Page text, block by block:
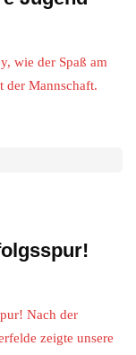
wie der Spaß am
der Mannschaft.
Nach der
zeigte unsere